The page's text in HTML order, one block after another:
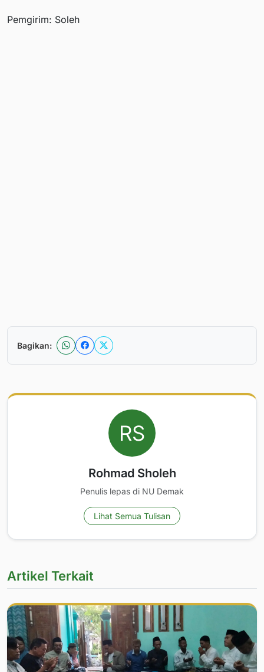
Pemgirim: Soleh
Bagikan:
Rohmad Sholeh
Penulis lepas di NU Demak
Lihat Semua Tulisan
Artikel Terkait